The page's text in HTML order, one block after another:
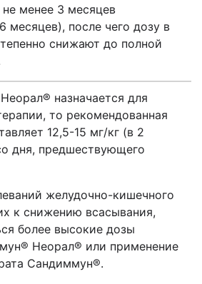
менее 3 месяцев
месяцев), после чего дозу в
снижают до полной
назначается для
то рекомендованная
12,5-15 мг/кг (в 2
дня, предшествующего
желудочно-кишечного
к снижению всасывания,
более высокие дозы
Неорал® или применение
Сандиммун®.